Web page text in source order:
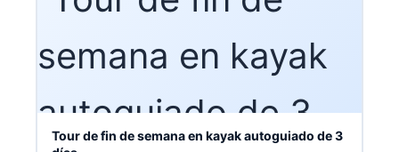
Tour de fin de semana en kayak autoguiado de 3